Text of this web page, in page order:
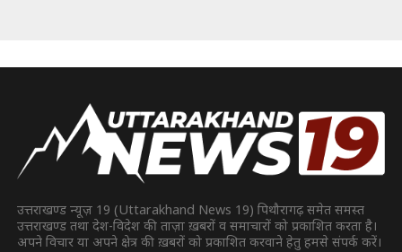
उत्तराखण्ड न्यूज़ 19 (Uttarakhand News 19) पिथौरागढ़ समेत समस्त
उत्तराखण्ड तथा देश-विदेश की ताज़ा ख़बरों व समाचारों को प्रकाशित करता है।
अपने विचार या अपने क्षेत्र की ख़बरों को प्रकाशित करवाने हेतु हमसे संपर्क करें।